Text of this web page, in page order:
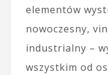
elementów
nowoczesny,
industrialny –
wszystkim od